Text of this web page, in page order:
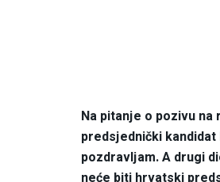
Na pitanje o pozivu
predsjednički
pozdravljam. A drugi
neće biti hrvatski